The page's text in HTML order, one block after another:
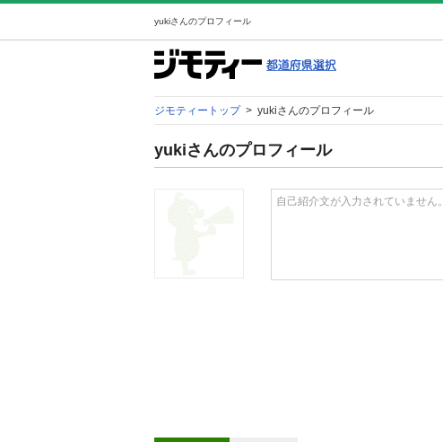
yukiさんのプロフィール
ジモティートップ > yukiさんのプロフィール
yukiさんのプロフィール
自己紹介文が入力されていません。